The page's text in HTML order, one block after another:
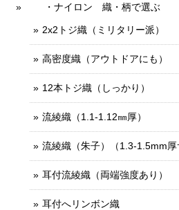
・ナイロン 織・柄で選ぶ
2x2トジ織（ミリタリー派）
高密度織（アウトドアにも）
12本トジ織（しっかり）
流綾織（1.1-1.12㎜厚）
流綾織（朱子）（1.3-1.5mm厚
耳付流綾織（両端強度あり）
耳付へリンボン織